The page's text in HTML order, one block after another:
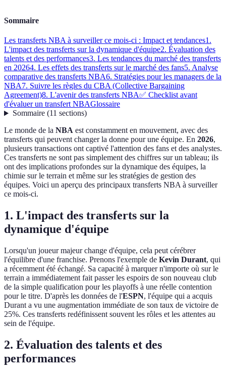
Sommaire
Les transferts NBA à surveiller ce mois-ci : Impact et tendances1.
L'impact des transferts sur la dynamique d'équipe2. Évaluation des
talents et des performances3. Les tendances du marché des transferts
en 20264. Les effets des transferts sur le marché des fans5. Analyse
comparative des transferts NBA6. Stratégies pour les managers de la
NBA7. Suivre les règles du CBA (Collective Bargaining
Agreement)8. L'avenir des transferts NBA✅ Checklist avant
d'évaluer un transfert NBAGlossaire
Sommaire(11 sections)
Le monde de la NBA est constamment en mouvement, avec des
transferts qui peuvent changer la donne pour une équipe. En 2026,
plusieurs transactions ont captivé l'attention des fans et des analystes.
Ces transferts ne sont pas simplement des chiffres sur un tableau; ils
ont des implications profondes sur la dynamique des équipes, la
chimie sur le terrain et même sur les stratégies de gestion des
équipes. Voici un aperçu des principaux transferts NBA à surveiller
ce mois-ci.
1. L'impact des transferts sur la
dynamique d'équipe
Lorsqu'un joueur majeur change d'équipe, cela peut cérébrer
l'équilibre d'une franchise. Prenons l'exemple de Kevin Durant, qui
a récemment été échangé. Sa capacité à marquer n'importe où sur le
terrain a immédiatement fait passer les espoirs de son nouveau club
de la simple qualification pour les playoffs à une réelle contention
pour le titre. D'après les données de l'ESPN, l'équipe qui a acquis
Durant a vu une augmentation immédiate de son taux de victoire de
25%. Ces transferts redéfinissent souvent les rôles et les attentes au
sein de l'équipe.
2. Évaluation des talents et des
performances